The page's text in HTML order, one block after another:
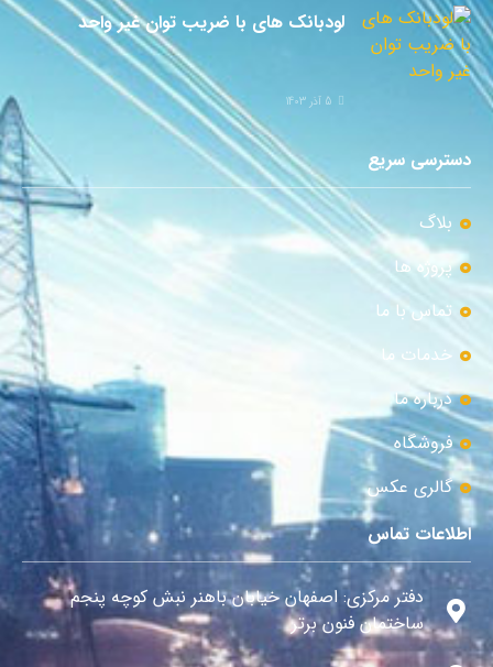
لودبانک های با ضریب توان غیر واحد
5 آذر 1403
دسترسی سریع
بلاگ
پروژه ها
تماس با ما
خدمات ما
درباره ما
فروشگاه
گالری عکس
اطلاعات تماس
دفتر مرکزی: اصفهان خیابان باهنر نبش کوچه پنجم
ساختمان فنون برتر